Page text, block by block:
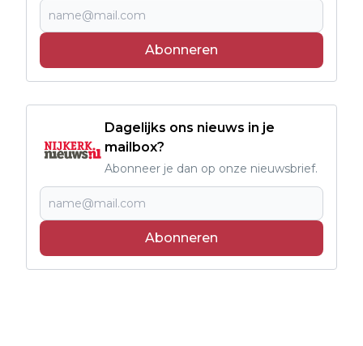
Abonneren
Dagelijks ons nieuws in je
mailbox?
Abonneer je dan op onze nieuwsbrief.
Abonneren